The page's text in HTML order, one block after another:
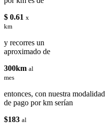
$ 0.61 x
km
y recorres un
aproximado de
300km al
mes
entonces, con nuestra modalidad
de pago por km serían
$183 al